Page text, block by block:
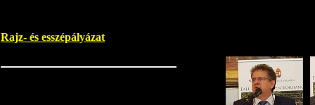
Rajz- és esszépályázat